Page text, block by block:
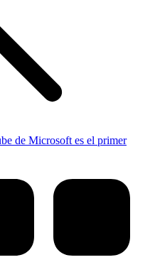
de Microsoft es el primer